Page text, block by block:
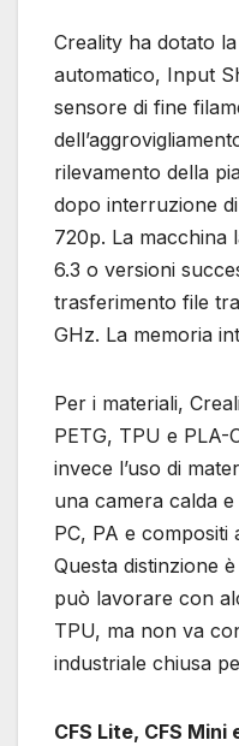
Creality ha dotato
automatico, Input
sensore di fine
rilevamento della
dopo interruzione
720p. La macchina
6.3 o versioni
trasferimento file
GHz. La memoria
Per i materiali,
PETG, TPU e PLA-
invece l’uso di
una camera calda
PC, PA e compositi
Questa distinzione
può lavorare con
TPU, ma non va
industriale chiusa
CFS Lite, CFS